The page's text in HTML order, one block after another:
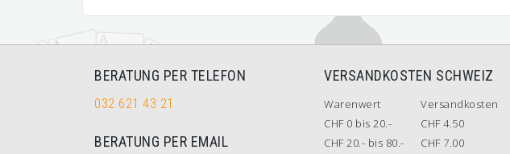
BERATUNG PER TELEFON
032 621 43 21
BERATUNG PER EMAIL
VERSANDKOSTEN SCHWEIZ
Warenwert
Versandkosten
CHF 0 bis 20.-
CHF 4.50
CHF 20.- bis 80.-
CHF 7.00